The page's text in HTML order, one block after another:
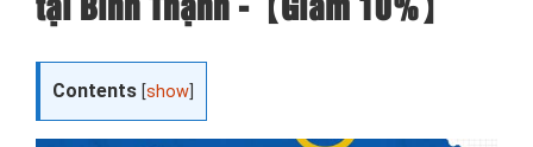
tại Bình Thạnh -【Giảm 10%】
Contents [show